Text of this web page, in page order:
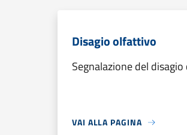
Disagio olfattivo
Segnalazione del
VAI ALLA PAGINA